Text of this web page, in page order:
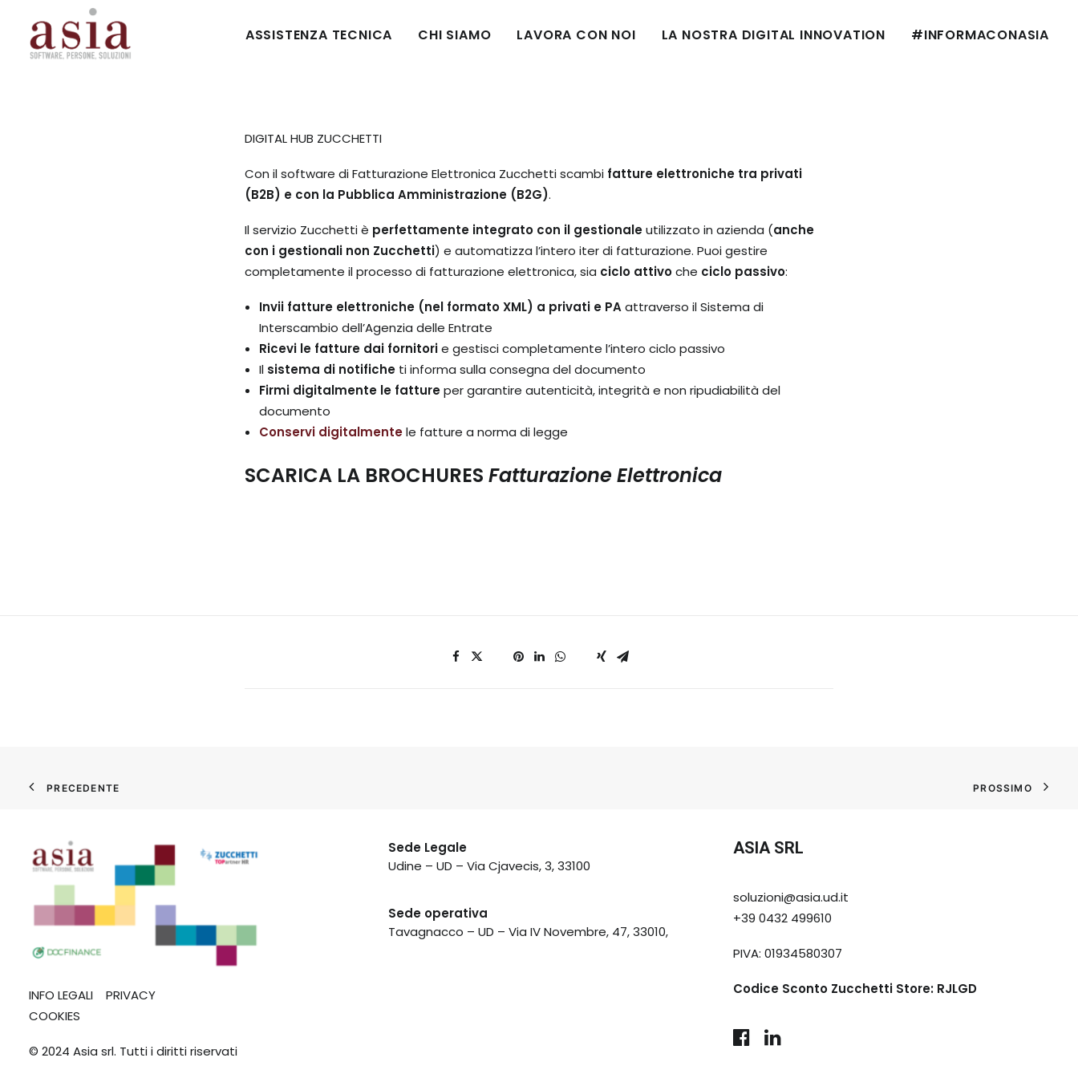
ASSISTENZA TECNICA CHI SIAMO LAVORA CON NOI LA NOSTRA DIGITAL INNOVATION #INFORMACONASIA
DIGITAL HUB ZUCCHETTI
Con il software di Fatturazione Elettronica Zucchetti scambi fatture elettroniche tra privati
(B2B) e con la Pubblica Amministrazione (B2G).
Il servizio Zucchetti è perfettamente integrato con il gestionaleutilizzato in azienda (anche
con i gestionali non Zucchetti) e automatizza l’intero iter di fatturazione. Puoi gestire
completamente il processo di fatturazione elettronica, sia ciclo attivoche ciclo passivo:
Invii fatture elettroniche (nel formato XML) a privati e PAattraverso il Sistema di
Interscambio dell’Agenzia delle Entrate
Ricevi le fatture dai fornitorie gestisci completamente l’intero ciclo passivo
Il sistema di notificheti informa sulla consegna del documento
Firmi digitalmente le fattureper garantire autenticità, integrità e non ripudiabilità del
documento
Conservi digitalmentele fatture a norma di legge
SCARICA LA BROCHURES Fatturazione Elettronica
PRECEDENTE PROSSIMO
INFO LEGALI
PRIVACY
COOKIES
© 2024 Asia srl. Tutti i diritti riservati
Sede Legale
Udine – UD – Via Cjavecis, 3, 33100
Sede operativa
Tavagnacco – UD – Via IV Novembre, 47, 33010,
ASIA SRL
soluzioni@asia.ud.it
+39 0432 499610
PIVA: 01934580307
Codice Sconto Zucchetti Store: RJLGD